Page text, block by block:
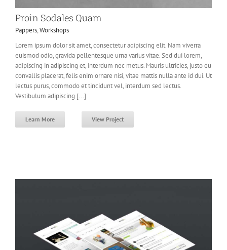
Proin Sodales Quam
Pappers,Workshops
Lorem ipsum dolor sit amet, consectetur adipiscing elit. Nam viverra
euismod odio, gravida pellentesque urna varius vitae. Sed dui lorem,
adipiscing in adipiscing et, interdum nec metus. Mauris ultricies, justo eu
convallis placerat, felis enim ornare nisi, vitae mattis nulla ante id dui. Ut
lectus purus, commodo et tincidunt vel, interdum sed lectus.
Vestibulum adipiscing [...]
Learn More View Project